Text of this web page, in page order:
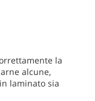
la
alcune,
laminato sia